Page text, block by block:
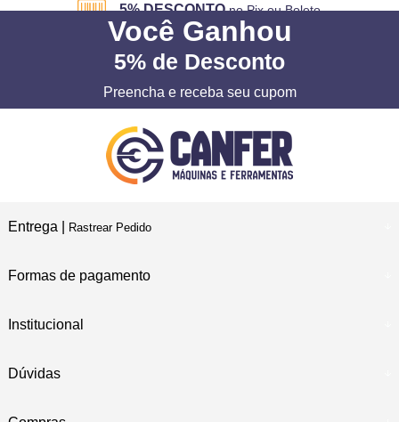
5% DESCONTO no Pix ou Boleto
Você Ganhou
5% de Desconto
Preencha e receba seu cupom
Entrega | Rastrear Pedido
Formas de pagamento
Institucional
Dúvidas